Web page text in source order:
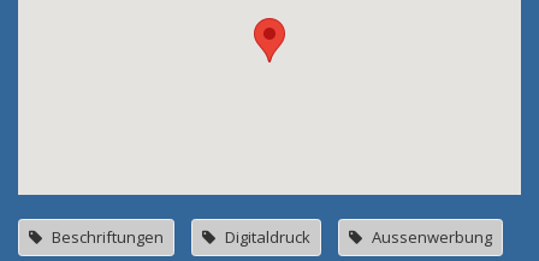
Beschriftungen Digitaldruck Aussenwerbung